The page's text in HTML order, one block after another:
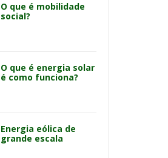
O que é mobilidade
social?
O que é energia solar
é como funciona?
Energia eólica de
grande escala